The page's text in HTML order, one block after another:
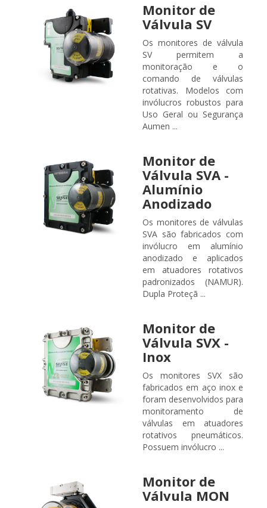
Monitor de
Válvula SV
Os monitores de válvula
SV permitem a
monitoração e o
comando de válvulas
rotativas. Modelos com
invólucros robustos para
Uso Geral ou Segurança
Aumen ...
Monitor de
Válvula SVA -
Alumínio
Anodizado
Os monitores de válvulas
SVA são fabricados com
invólucro em alumínio
anodizado e aplicados
em atuadores rotativos
padronizados (NAMUR).
Dupla Proteçã ...
Monitor de
Válvula SVX -
Inox
Os monitores SVX são
fabricados em aço inox e
foram desenvolvidos para
monitoramento de
válvulas em atuadores
rotativos pneumáticos.
Possuem invólucro ...
Monitor de
Válvula MON